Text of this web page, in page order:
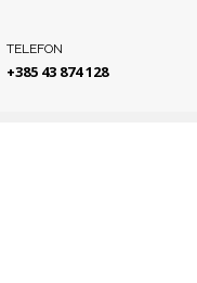
TELEFON
+385 43 874 128